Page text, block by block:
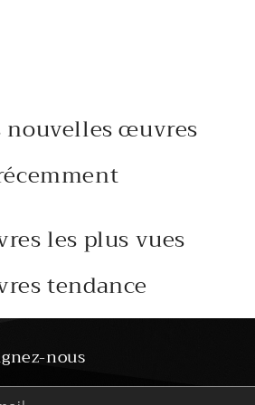
nouvelles œuvres
les plus vues
tendance
nous